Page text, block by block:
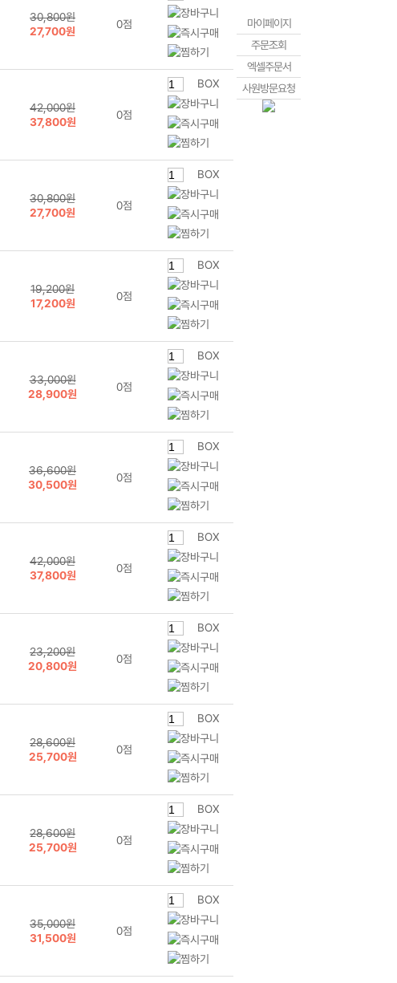
30,800원
27,700원
0점
42,000원
37,800원
0점
BOX
30,800원
27,700원
0점
BOX
19,200원
17,200원
0점
BOX
33,000원
28,900원
0점
BOX
36,600원
30,500원
0점
BOX
42,000원
37,800원
0점
BOX
23,200원
20,800원
0점
BOX
28,600원
25,700원
0점
BOX
28,600원
25,700원
0점
BOX
35,000원
31,500원
0점
BOX
마이페이지
주문조회
엑셀주문서
사원방문요청